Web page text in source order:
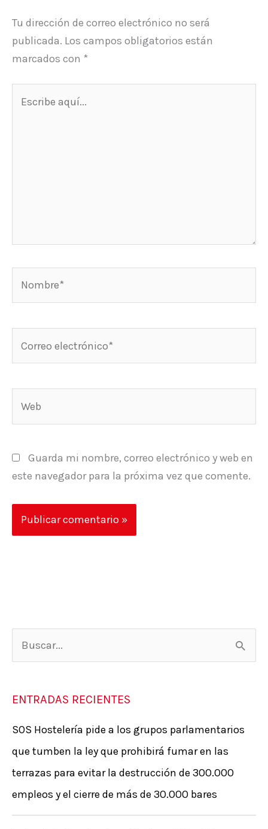
Tu dirección de correo electrónico no será
publicada. Los campos obligatorios están
marcados con *
Guarda mi nombre, correo electrónico y web en
este navegador para la próxima vez que comente.
a
r
p
o
ENTRADAS RECIENTES
SOS Hostelería pide a los grupos parlamentarios
que tumben la ley que prohibirá fumar en las
terrazas para evitar la destrucción de 300.000
empleos y el cierre de más de 30.000 bares